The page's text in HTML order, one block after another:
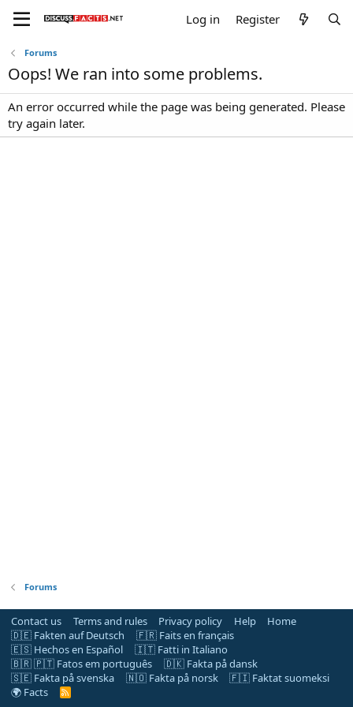
Log in Register
Forums
Oops! We ran into some problems.
An error occurred while the page was being generated. Please
try again later.
Forums
Contact us Terms and rules Privacy policy Help
Home
🇩🇪 Fakten auf Deutsch
🇫🇷 Faits en français
🇪🇸 Hechos en Español
🇮🇹 Fatti in Italiano
🇧🇷 🇵🇹 Fatos em português
🇩🇰 Fakta på dansk
🇸🇪 Fakta på svenska
🇳🇴 Fakta på norsk
🇫🇮 Faktat suomeksi
🌍 Facts
R